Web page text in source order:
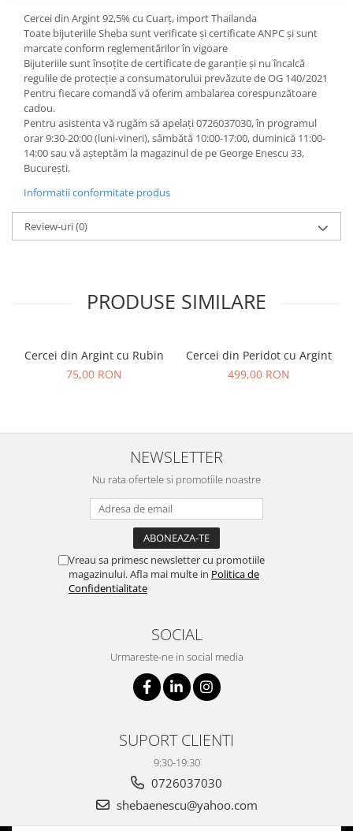
Cercei din Argint 92,5% cu Cuarţ, import Thailanda
Toate bijuteriile Sheba sunt verificate şi certificate ANPC și sunt
marcate conform reglementărilor în vigoare
Bijuteriile sunt însoţite de certificate de garanţie și nu încalcă
regulile de protecție a consumatorului prevăzute de OG 140/2021
Pentru fiecare comandă vă oferim ambalarea corespunzătoare
cadou.
Pentru asistenta vă rugăm să apelați 0726037030, în programul
orar 9:30-20:00 (luni-vineri), sâmbătă 10:00-17:00, duminică 11:00-
14:00 sau vă așteptăm la magazinul de pe George Enescu 33,
București.
Informatii conformitate produs
Review-uri(0)
PRODUSE SIMILARE
Cercei din Argint cu Rubin
75,00 RON
Cercei din Peridot cu Argint
499,00 RON
NEWSLETTER
Nu rata ofertele si promotiile noastre
Vreau sa primesc newsletter cu promotiile
magazinului. Afla mai multe in Politica de
Confidentialitate
SOCIAL
Urmareste-ne in social media
SUPORT CLIENTI
9:30-19:30
0726037030
shebaenescu@yahoo.com